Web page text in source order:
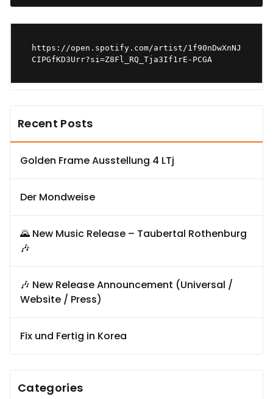
https://open.spotify.com/artist/1f90nDwXnNJ
CIPGfKD3Urr?si=Z8Fl_RQ_Tja3If1rE-PCGA
Recent Posts
Golden Frame Ausstellung 4 LTj
Der Mondweise
🌄 New Music Release – Taubertal Rothenburg
🎶
🎶 New Release Announcement (Universal /
Website / Press)
Fix und Fertig in Korea
Categories